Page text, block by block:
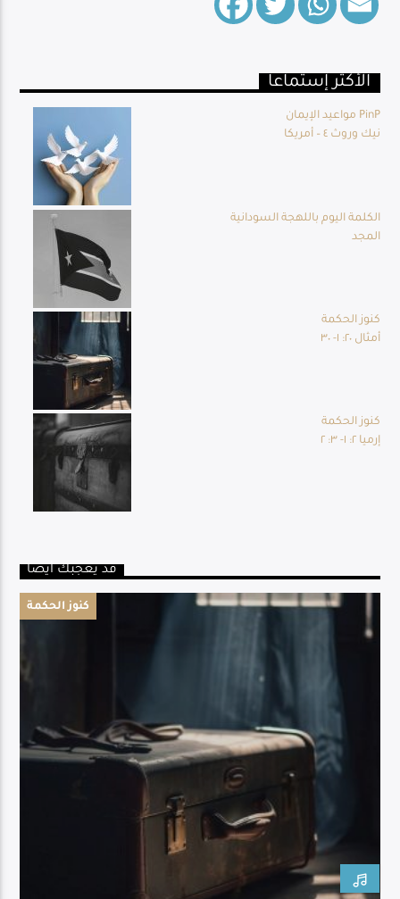
الأكثر إستماعا
مواعيد الإيمان PinP
نيك وروث ٤ – أمريكا
الكلمة اليوم باللهجة السودانية
المجد
كنوز الحكمة
أمثال ٢٠: ١- ٣٠
كنوز الحكمة
إرميا ٢: ١- ٣: ٢
قد يعجبك أيضا
كنوز الحكمة